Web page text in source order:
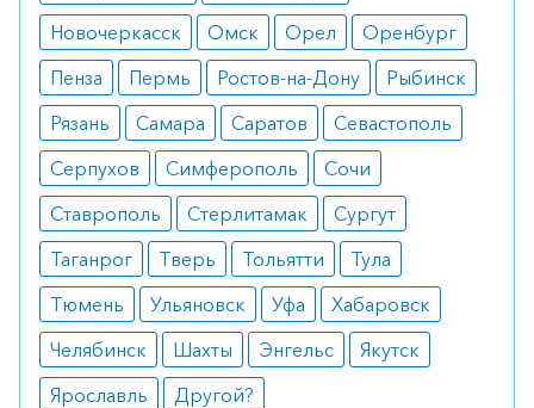
Новочеркасск
Омск Орел
Оренбург
Пенза
Пермь Ростов-на-Дону
Рыбинск
Рязань
Самара Саратов
Севастополь
Серпухов
Симферополь
Сочи
Ставрополь
Стерлитамак
Сургут
Таганрог
Тверь Тольятти
Тула
Тюмень
Ульяновск Уфа
Хабаровск
Челябинск
Шахты Энгельс
Якутск
Ярославль
Другой?